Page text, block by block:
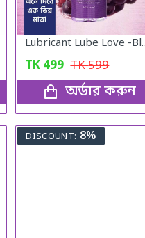
Lubricant
TK 499 TK599
অর্ডার করুন
DISCOUNT: 8%